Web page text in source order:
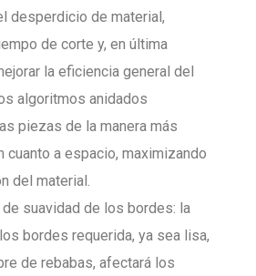
desperdicio de material,
de corte y, en última
la eficiencia general del
algoritmos anidados
piezas de la manera más
cuanto a espacio, maximizando
del material.
suavidad de los bordes: la
bordes requerida, ya sea lisa,
de rebabas, afectará los